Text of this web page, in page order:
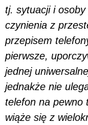
tj. sytuacji i
czynienia z
przepisem
pierwsze,
jednej
jednakże nie
telefon na pewno
wiąże się z